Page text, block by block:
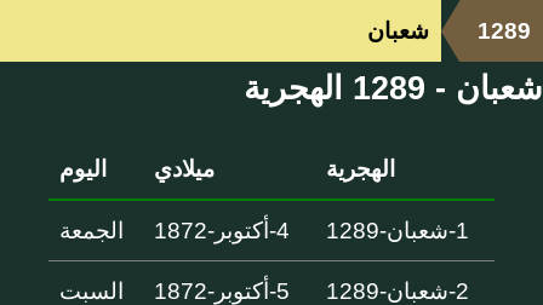
1289 شعبان
شعبان - 1289 الهجرية
الهجرية ميلادي اليوم
1-شعبان-1289 4-أكتوبر-1872 الجمعة
2-شعبان-1289 5-أكتوبر-1872 السبت